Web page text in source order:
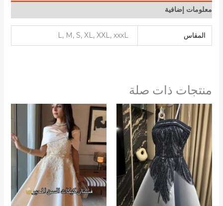
معلومات إضافية
المقاس L, M, S, XL, XXL, xxxL
منتجات ذات صلة